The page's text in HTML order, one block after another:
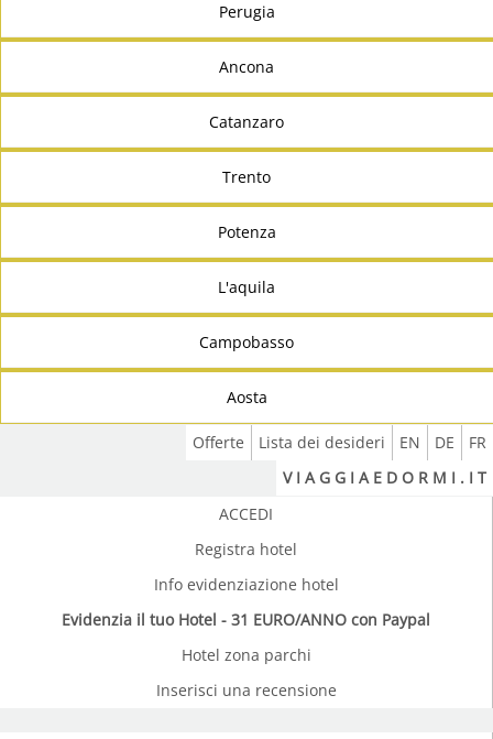
Perugia
Ancona
Catanzaro
Trento
Potenza
L'aquila
Campobasso
Aosta
FR
DE
EN
Lista dei desideri
Offerte
V I A G G I A E D O R M I . I T
ACCEDI
Registra hotel
Info evidenziazione hotel
Evidenzia il tuo Hotel - 31 EURO/ANNO con Paypal
Hotel zona parchi
Inserisci una recensione